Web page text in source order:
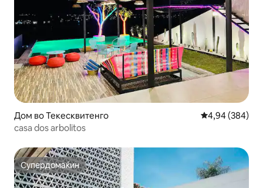
Дом во Текесквитенго Просечна
4,94 (384)
casa dos arbolitos
Супердомаќин
Супердомаќин